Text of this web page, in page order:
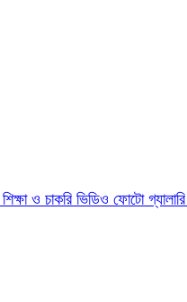
শিক্ষা ও চাকরি ভিডিও ফোটো গ্যালারি